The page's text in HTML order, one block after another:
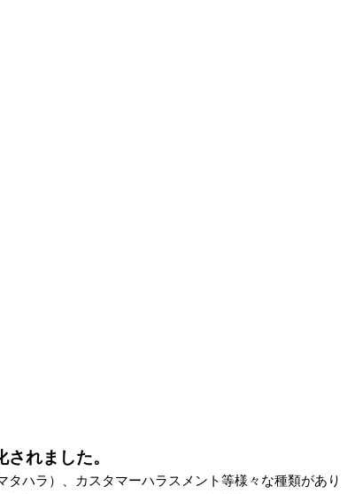
れました。
ハラ）、カスタマーハラスメント等様々な種類があり